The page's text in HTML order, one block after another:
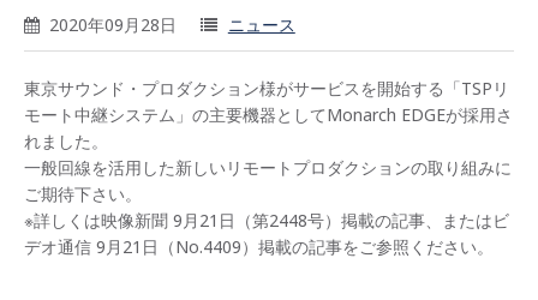
2020年09月28日 ニュース
東京サウンド・プロダクション様がサービスを開始する「TSPリ
モート中継システム」の主要機器としてMonarch EDGEが採用さ
れました。
一般回線を活用した新しいリモートプロダクションの取り組みに
ご期待下さい。
※詳しくは映像新聞 9月21日（第2448号）掲載の記事、またはビ
デオ通信 9月21日（No.4409）掲載の記事をご参照ください。